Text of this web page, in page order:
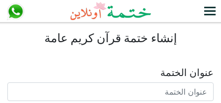
إنشاء ختمة قرآن كريم عامة
عنوان الختمة